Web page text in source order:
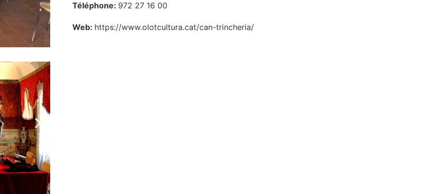
Téléphone: 972 27 16 00
Web: https://www.olotcultura.cat/can-trincheria/